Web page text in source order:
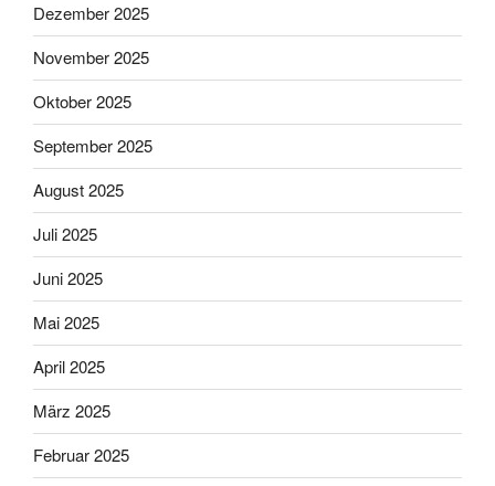
Dezember 2025
November 2025
Oktober 2025
September 2025
August 2025
Juli 2025
Juni 2025
Mai 2025
April 2025
März 2025
Februar 2025